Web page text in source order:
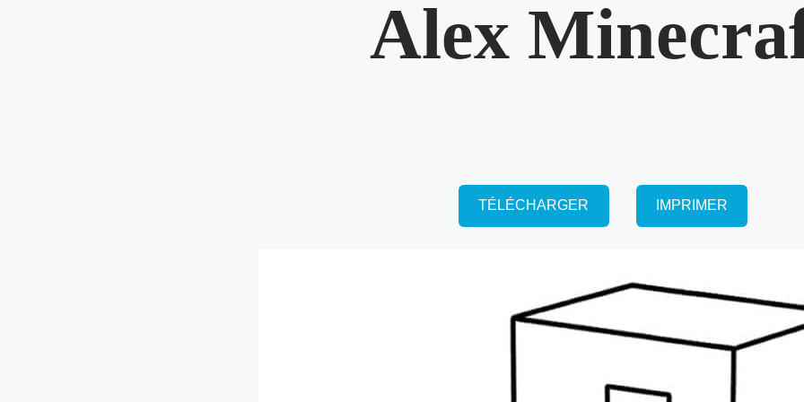
Alex
TÉLÉCHARGER IMPRIMER